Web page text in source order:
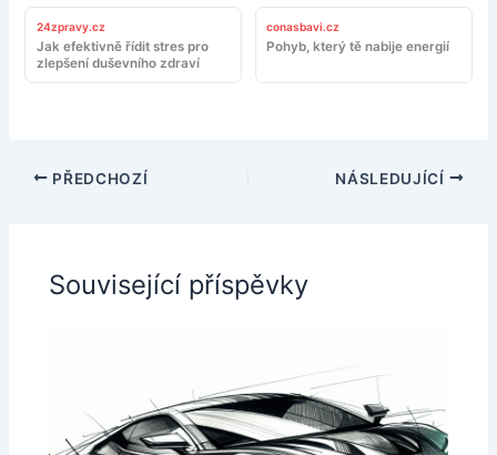
24zpravy.cz
Jak efektivně řídit stres pro
zlepšení duševního zdraví
conasbavi.cz
Pohyb, který tě nabije energií
PŘEDCHOZÍ NÁSLEDUJÍCÍ
Související příspěvky